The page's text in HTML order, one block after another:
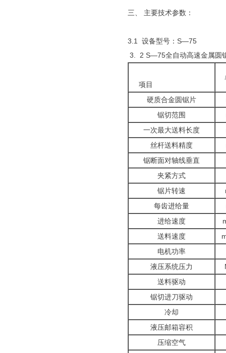
三、 主要技术参数：
3.1 设备型号：S—75
3. 2 S—75全自动高速金属圆
项目
硬质合金圆锯片
锯切范围
一次最大送料长度
丝杆送料精度
锯断面对轴线垂直
夹紧方式
锯片转速
每齿进给量
进给速度
送料速度
电机功率
液压系统压力
送料驱动
锯切进刀驱动
冷却
液压邮箱容积
压缩空气